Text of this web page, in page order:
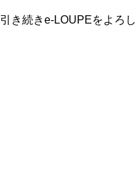
引き続きe-LOUPEをよろ